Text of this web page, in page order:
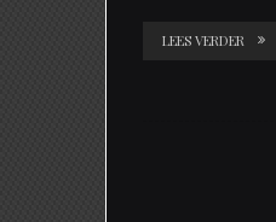
LEES VERDER